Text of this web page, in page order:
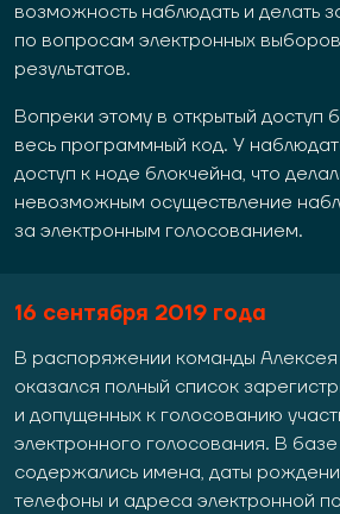
возможность наблюдать и делать
по вопросам электронных
результатов.
Вопреки этому в открытый доступ
весь программный код. У
доступ к ноде блокчейна, что
невозможным осуществление
за электронным голосованием.
16 сентября 2019 года
В распоряжении команды Алексея
оказался полный список
и допущенных к голосованию
электронного голосования. В
содержались имена, даты
телефоны и адреса электронной